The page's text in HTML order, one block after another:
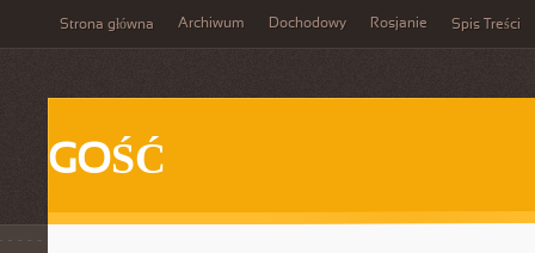
Strona główna Archiwum Dochodowy Rosjanie Spis Treści
GOŚĆ